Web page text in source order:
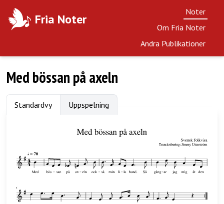
Fria Noter
Noter
Om Fria Noter
Andra Publikationer
Med bössan på axeln
Standardvy Uppspelning